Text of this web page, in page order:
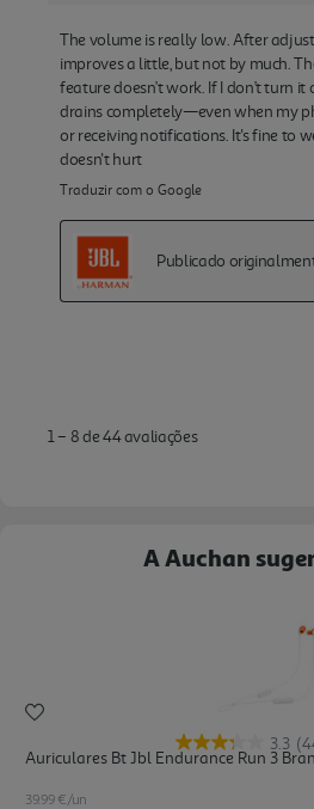
A Auchan
3.3
Auriculares Bt Jbl Endurance Run 3
39.99 €/un